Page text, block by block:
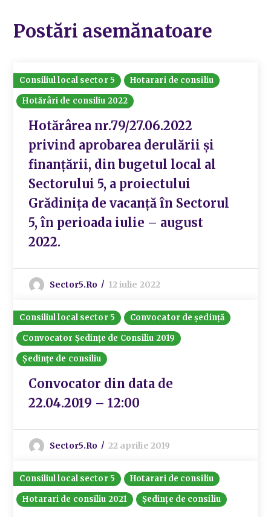
Postări asemănatoare
Consiliul local sector 5
Hotarari de consiliu
Hotărâri de consiliu 2022
Hotărârea nr.79/27.06.2022
privind aprobarea derulării și
finanțării, din bugetul local al
Sectorului 5, a proiectului
Grădinița de vacanță în Sectorul
5, în perioada iulie – august
2022.
Sector5.ro 12 iulie 2022
Consiliul local sector 5
Convocator de ședință
Convocator Ședințe de Consiliu 2019
Ședințe de consiliu
Convocator din data de
22.04.2019 – 12:00
Sector5.ro 22 aprilie 2019
Consiliul local sector 5
Hotarari de consiliu
Hotarari de consiliu 2021
Ședințe de consiliu